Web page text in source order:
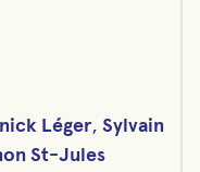
Léger, Sylvain
St-Jules